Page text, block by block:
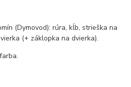
(Dymovod): rúra, kĺb, strieška na
(+ záklopka na dvierka).